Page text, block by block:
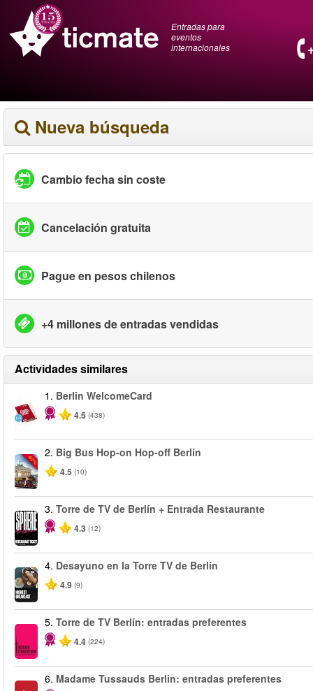
Entradas para
eventos
internacionales
Nueva búsqueda
Cambio fecha sin coste
Cancelación gratuita
Pague en pesos chilenos
+4 millones de entradas vendidas
Actividades similares
1. Berlin WelcomeCard
4.5 (438)
-40%
2. Big Bus Hop-on Hop-off Berlín
4.5 (10)
3. Torre de TV de Berlín + Entrada Restaurante
4.3 (12)
4. Desayuno en la Torre TV de Berlín
4.9 (9)
5. Torre de TV Berlín: entradas preferentes
4.4 (224)
6. Madame Tussauds Berlin: entradas preferentes